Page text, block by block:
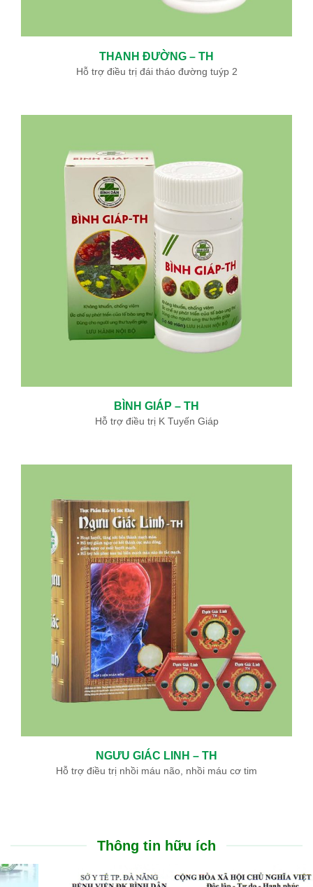
THANH ĐƯỜNG – TH
Hỗ trợ điều trị đái tháo đường tuýp 2
BÌNH GIÁP – TH
Hỗ trợ điều trị K Tuyến Giáp
NGƯU GIÁC LINH – TH
Hỗ trợ điều trị nhồi máu não, nhồi máu cơ tim
Thông tin hữu ích